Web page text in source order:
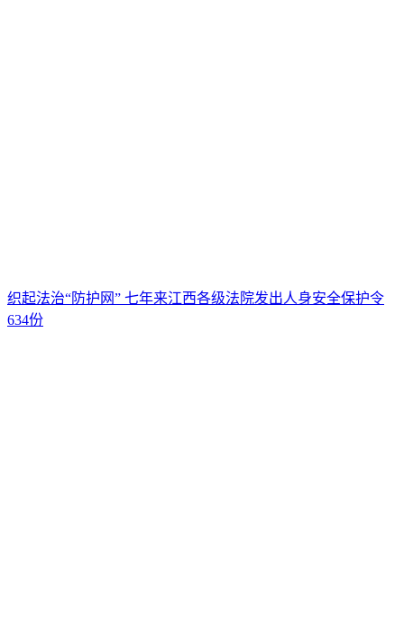
织起法治“防护网” 七年来江西各级法院发出人身安全保护令
634份